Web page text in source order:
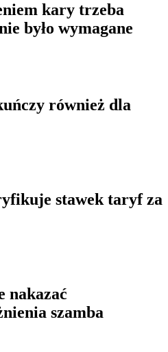
kary trzeba
było wymagane
również dla
stawek taryf za
nakazać
szamba